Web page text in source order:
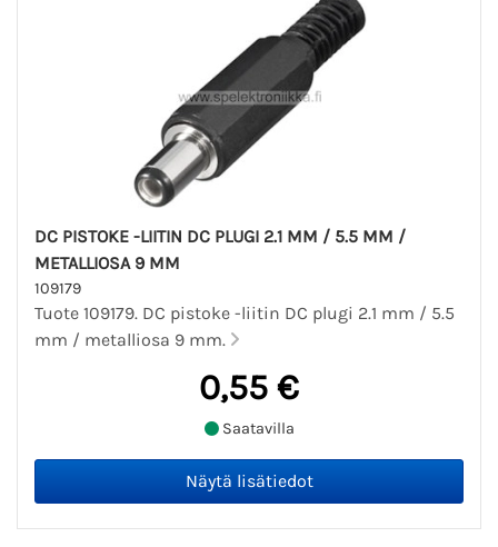
DC PISTOKE -LIITIN DC PLUGI 2.1 MM / 5.5 MM /
METALLIOSA 9 MM
109179
Tuote 109179. DC pistoke -liitin DC plugi 2.1 mm / 5.5
mm / metalliosa 9 mm.
0,55 €
Saatavilla